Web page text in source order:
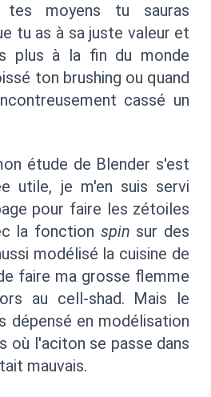
tes moyens tu sauras
tu as à sa juste valeur et
plus à la fin du monde
ton brushing ou quand
cassé un
étude de Blender s'est
utile, je m'en suis servi
pour faire les zétoiles
la fonction spin sur des
modélisé la cuisine de
faire ma grosse flemme
au cell-shad. Mais le
dépensé en modélisation
où l'aciton se passe dans
mauvais.